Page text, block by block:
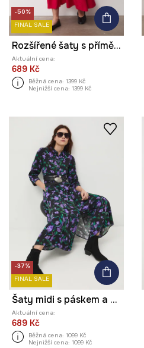
-50%
FINAL SALE
Rozšířené šaty s příměsí lnu
Aktuální cena:
689 Kč
Běžná cena: 1399 Kč
Nejnižší cena: 1399 Kč
-37%
FINAL SALE
Šaty midi s páskem a vzorem
Aktuální cena:
689 Kč
Běžná cena: 1099 Kč
Nejnižší cena: 1099 Kč